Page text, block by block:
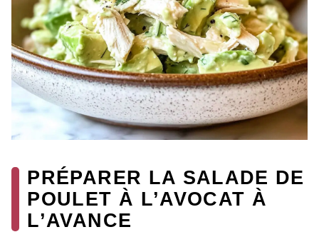
PRÉPARER LA SALADE DE
POULET À L’AVOCAT À
L’AVANCE